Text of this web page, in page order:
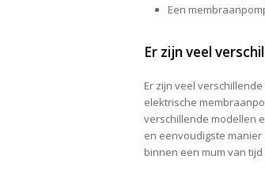
Een
Er zijn veel
Er zijn veel
elektrische
verschillende modellen
en eenvoudigste
binnen een mum van